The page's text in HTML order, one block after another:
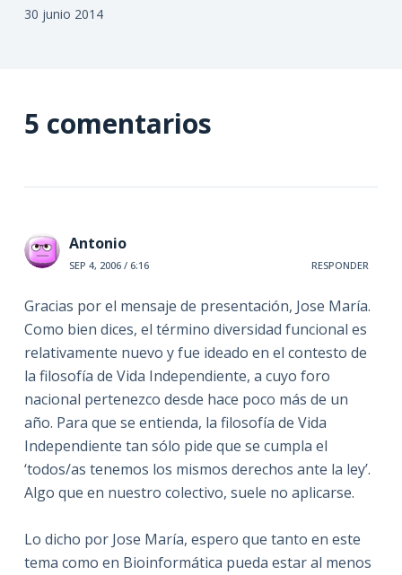
30 junio 2014
5 comentarios
Antonio
SEP 4, 2006 / 6:16 RESPONDER
Gracias por el mensaje de presentación, Jose María.
Como bien dices, el término diversidad funcional es
relativamente nuevo y fue ideado en el contesto de
la filosofía de Vida Independiente, a cuyo foro
nacional pertenezco desde hace poco más de un
año. Para que se entienda, la filosofía de Vida
Independiente tan sólo pide que se cumpla el
‘todos/as tenemos los mismos derechos ante la ley’.
Algo que en nuestro colectivo, suele no aplicarse.
Lo dicho por Jose María, espero que tanto en este
tema como en Bioinformática pueda estar al menos